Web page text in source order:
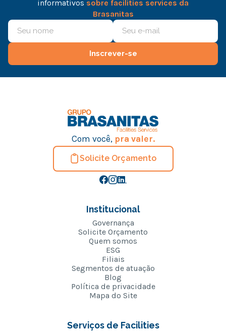
informativos sobre facilities services da
Brasanitas
Inscrever-se
Com você, pra valer.
Solicite Orçamento
Institucional
Governança
Solicite Orçamento
Quem somos
ESG
Filiais
Segmentos de atuação
Blog
Política de privacidade
Mapa do Site
Serviços de Facilities